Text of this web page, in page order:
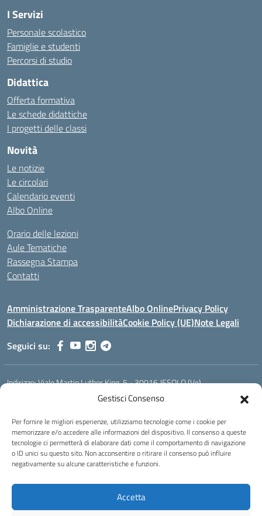
Gestisci Consenso
Per fornire le migliori esperienze, utilizziamo tecnologie come i cookie per
memorizzare e/o accedere alle informazioni del dispositivo. Il consenso a queste
tecnologie ci permetterà di elaborare dati come il comportamento di navigazione
o ID unici su questo sito. Non acconsentire o ritirare il consenso può influire
negativamente su alcune caratteristiche e funzioni.
Accetta
I Servizi
Personale scolastico
Famiglie e studenti
Percorsi di studio
Didattica
Offerta formativa
Le schede didattiche
I progetti delle classi
Novità
Le notizie
Le circolari
Calendario eventi
Albo Online
Orario delle lezioni
Aule Tematiche
Rassegna Stampa
Contatti
Amministrazione TrasparenteAlbo OnlinePrivacy Policy
Dichiarazione di accessibilitàCookie Policy (UE)Note Legali
Seguici su:
Indirizzo:Viale Martin Luther King, 5 - 30016 JESOLO (Ve)
Email:verh020008@istruzione.it
Codice fiscale: 93023530277
Codice meccanografico:VERH020008
Codice Indice delle Pubbliche Amministrazioni (IPA): istsc_verh020008
Codice unico di fatturazione (CUF): UFBI5A
Istituto professionale di Stato per l'enogastronomia e l'ospitalità
IPSEOA - ''Elena Cornaro"